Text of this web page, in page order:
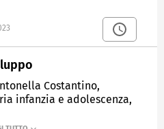
Costantino,
infanzia e adolescenza,